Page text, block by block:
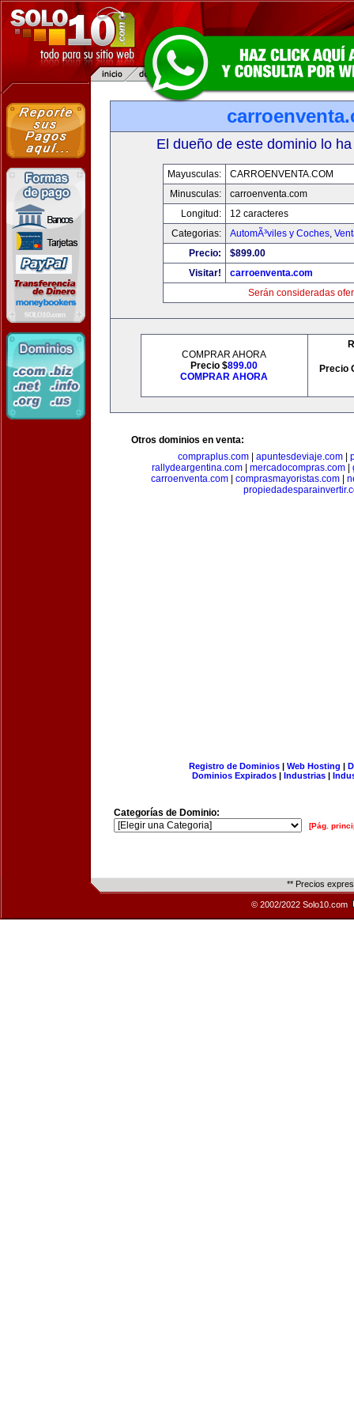
El dueño de este dominio lo
Mayusculas:
CARROENVENTA.COM
Minusculas:
carroenventa.com
Longitud:
12 caracteres
Categorias:
AutomÃ³viles y Coches,
Precio:
$899.00
Visitar!
carroenventa.com
Serán consideradas
COMPRAR AHORA
Precio $899.00
COMPRAR AHORA
Precio
Otros dominios en venta:
compraplus.com| apuntesdeviaje.com|
rallydeargentina.com
mercadocompras.com
carroenventa.com| comprasmayoristas.com|
Registro de Dominios| Web Hosting |
Dominios Expirados | Industrias |
Categorías de Dominio:
[Pág.
** Precios
© 2002/2022 Solo10.com